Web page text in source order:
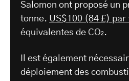
Salomon ont proposé un
tonne. US$100 (84 £) par
équivalentes de CO₂.
Il est également
déploiement des